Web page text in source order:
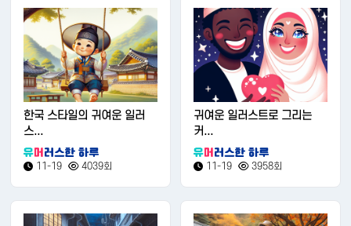
한국 스타일의 귀여운 일러
스...
11-19 4039회
귀여운 일러스트로 그리는
커...
11-19 3958회